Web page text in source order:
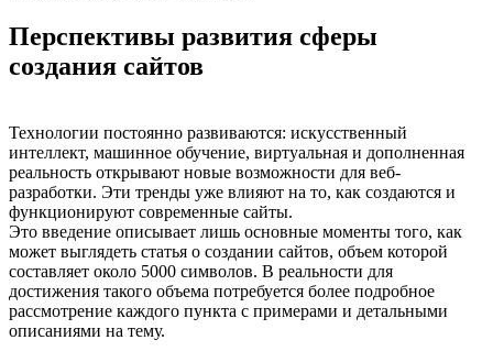
Перспективы развития сферы
создания сайтов
Технологии постоянно развиваются: искусственный
интеллект, машинное обучение, виртуальная и дополненная
реальность открывают новые возможности для веб-
разработки. Эти тренды уже влияют на то, как создаются и
функционируют современные сайты.
Это введение описывает лишь основные моменты того, как
может выглядеть статья о создании сайтов, объем которой
составляет около 5000 символов. В реальности для
достижения такого объема потребуется более подробное
рассмотрение каждого пункта с примерами и детальными
описаниями на тему.